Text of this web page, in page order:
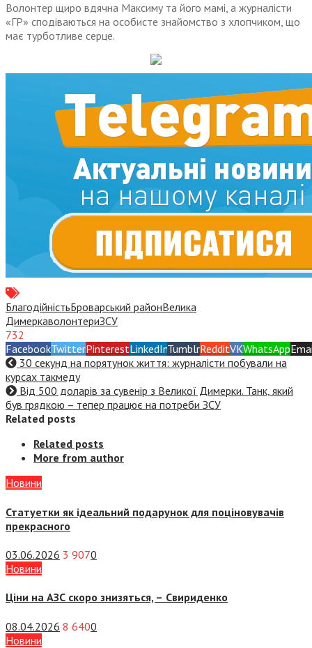
Волонтер щиро вдячна Максиму та його мамі, а журналісти
«ГР» сподіваються на особисте знайомство з хлопчиком, що
має турботливе серце.
БлагодійністьБроварський районВелика
ДимеркаволонтериЗСУ
732
FacebookTwitterPinterestLinkedInTumblrRedditVKWhatsApp
30 секунд на порятунок життя: журналісти побували на
курсах такмеду
Від 500 доларів за сувенір з Великої Димерки. Танк, який
був грядкою – тепер працює на потреби ЗСУ
Related posts
Related posts
More from author
Новини
Статуетки як ідеальний подарунок для поціновувачів
прекрасного
03.06.2026 3 9070
Новини
Ціни на АЗС скоро знизяться, – Свириденко
08.04.2026 8 6400
Новини